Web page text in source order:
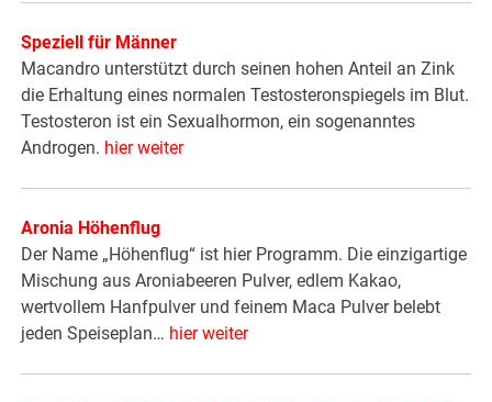
Speziell für Männer
Macandro unterstützt durch seinen hohen Anteil an Zink
die Erhaltung eines normalen Testosteronspiegels im Blut.
Testosteron ist ein Sexualhormon, ein sogenanntes
Androgen. hier weiter
Aronia Höhenflug
Der Name „Höhenflug“ ist hier Programm. Die einzigartige
Mischung aus Aroniabeeren Pulver, edlem Kakao,
wertvollem Hanfpulver und feinem Maca Pulver belebt
jeden Speiseplan… hier weiter